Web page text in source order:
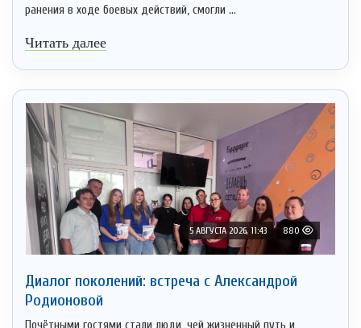
ранения в ходе боевых действий, смогли ...
Читать далее
5 АВГУСТА 2026, 11:43 880
Диалог поколений: встреча с Александрой
Родионовой
Почётными гостями стали люди, чей жизненный путь и